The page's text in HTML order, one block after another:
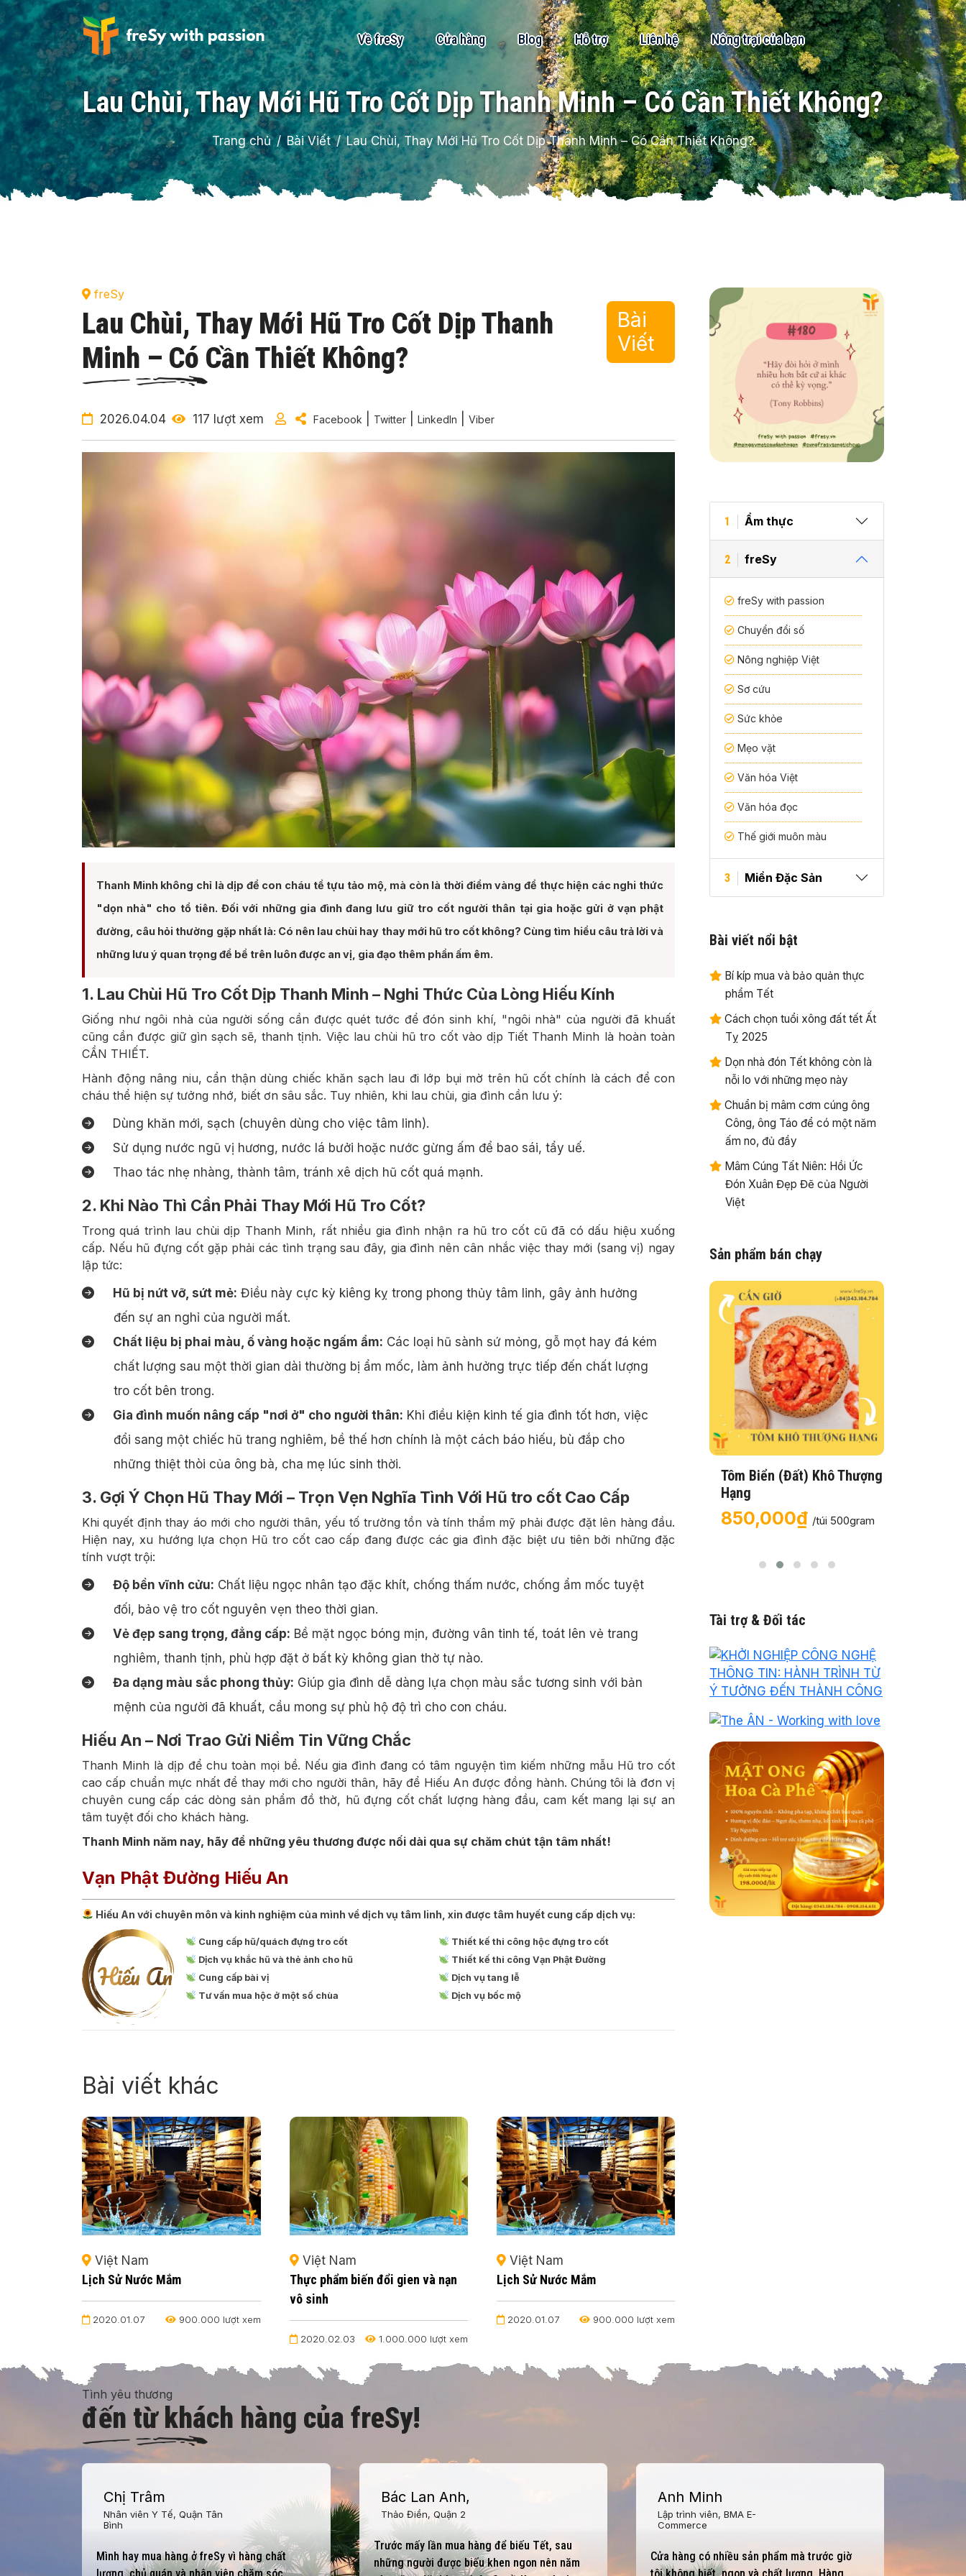
Về freSy Cửa hàng Blog Hỗ trợ Liên hệ Nông trại của bạn
Lau Chùi, Thay Mới Hũ Tro Cốt Dịp Thanh Minh – Có Cần Thiết Không?
Trang chủ Bài Viết Lau Chùi, Thay Mới Hũ Tro Cốt Dịp Thanh Minh – Có Cần Thiết Không?
freSy
Lau Chùi, Thay Mới Hũ Tro Cốt Dịp Thanh
Minh – Có Cần Thiết Không?
Bài
Viết
2026.04.04 117 lượt xem Facebook Twitter LinkedIn Viber
Thanh Minh không chỉ là dịp để con cháu tề tựu tảo mộ, mà còn là thời điểm vàng để thực hiện các nghi thức
"dọn nhà" cho tổ tiên. Đối với những gia đình đang lưu giữ tro cốt người thân tại gia hoặc gửi ở vạn phật
đường, câu hỏi thường gặp nhất là: Có nên lau chùi hay thay mới hũ tro cốt không? Cùng tìm hiểu câu trả lời và
những lưu ý quan trọng để bề trên luôn được an vị, gia đạo thêm phần ấm êm.
1. Lau Chùi Hũ Tro Cốt Dịp Thanh Minh – Nghi Thức Của Lòng Hiếu Kính
Giống như ngôi nhà của người sống cần được quét tước để đón sinh khí, "ngôi nhà" của người đã khuất
cũng cần được giữ gìn sạch sẽ, thanh tịnh. Việc lau chùi hũ tro cốt vào dịp Tiết Thanh Minh là hoàn toàn
CẦN THIẾT.
Hành động nâng niu, cẩn thận dùng chiếc khăn sạch lau đi lớp bụi mờ trên hũ cốt chính là cách để con
cháu thể hiện sự tưởng nhớ, biết ơn sâu sắc. Tuy nhiên, khi lau chùi, gia đình cần lưu ý:
Dùng khăn mới, sạch (chuyên dùng cho việc tâm linh).
Sử dụng nước ngũ vị hương, nước lá bưởi hoặc nước gừng ấm để bao sái, tẩy uế.
Thao tác nhẹ nhàng, thành tâm, tránh xê dịch hũ cốt quá mạnh.
2. Khi Nào Thì Cần Phải Thay Mới Hũ Tro Cốt?
Trong quá trình lau chùi dịp Thanh Minh, rất nhiều gia đình nhận ra hũ tro cốt cũ đã có dấu hiệu xuống
cấp. Nếu hũ đựng cốt gặp phải các tình trạng sau đây, gia đình nên cân nhắc việc thay mới (sang vị) ngay
lập tức:
Hũ bị nứt vỡ, sứt mẻ: Điều này cực kỳ kiêng kỵ trong phong thủy tâm linh, gây ảnh hưởng
đến sự an nghỉ của người mất.
Chất liệu bị phai màu, ố vàng hoặc ngấm ẩm: Các loại hũ sành sứ mỏng, gỗ mọt hay đá kém
chất lượng sau một thời gian dài thường bị ẩm mốc, làm ảnh hưởng trực tiếp đến chất lượng
tro cốt bên trong.
Gia đình muốn nâng cấp "nơi ở" cho người thân: Khi điều kiện kinh tế gia đình tốt hơn, việc
đổi sang một chiếc hũ trang nghiêm, bề thế hơn chính là một cách báo hiếu, bù đắp cho
những thiệt thòi của ông bà, cha mẹ lúc sinh thời.
3. Gợi Ý Chọn Hũ Thay Mới – Trọn Vẹn Nghĩa Tình Với Hũ tro cốt Cao Cấp
Khi quyết định thay áo mới cho người thân, yếu tố trường tồn và tính thẩm mỹ phải được đặt lên hàng đầu.
Hiện nay, xu hướng lựa chọn Hũ tro cốt cao cấp đang được các gia đình đặc biệt ưu tiên bởi những đặc
tính vượt trội:
Độ bền vĩnh cửu: Chất liệu ngọc nhân tạo đặc khít, chống thấm nước, chống ẩm mốc tuyệt
đối, bảo vệ tro cốt nguyên vẹn theo thời gian.
Vẻ đẹp sang trọng, đẳng cấp: Bề mặt ngọc bóng mịn, đường vân tinh tế, toát lên vẻ trang
nghiêm, thanh tịnh, phù hợp đặt ở bất kỳ không gian thờ tự nào.
Đa dạng màu sắc phong thủy: Giúp gia đình dễ dàng lựa chọn màu sắc tương sinh với bản
mệnh của người đã khuất, cầu mong sự phù hộ độ trì cho con cháu.
Hiếu An – Nơi Trao Gửi Niềm Tin Vững Chắc
Thanh Minh là dịp để chu toàn mọi bề. Nếu gia đình đang có tâm nguyện tìm kiếm những mẫu Hũ tro cốt
cao cấp chuẩn mực nhất để thay mới cho người thân, hãy để Hiếu An được đồng hành. Chúng tôi là đơn vị
chuyên cung cấp các dòng sản phẩm đồ thờ, hũ đựng cốt chất lượng hàng đầu, cam kết mang lại sự an
tâm tuyệt đối cho khách hàng.
Thanh Minh năm nay, hãy để những yêu thương được nối dài qua sự chăm chút tận tâm nhất!
Vạn Phật Đường Hiếu An
Hiếu An với chuyên môn và kinh nghiệm của mình về dịch vụ tâm linh, xin được tâm huyết cung cấp dịch vụ:
Cung cấp hũ/quách đựng tro cốt
Dịch vụ khắc hũ và thẻ ảnh cho hũ
Cung cấp bài vị
Tư vấn mua hộc ở một số chùa
Thiết kế thi công hộc đựng tro cốt
Thiết kế thi công Vạn Phật Đường
Dịch vụ tang lễ
Dịch vụ bốc mộ
Bài viết khác
Việt Nam
Lịch Sử Nước Mắm
2020.01.07 900.000 lượt xem
Việt Nam
Thực phẩm biến đổi gien và nạn
vô sinh
2020.02.03 1.000.000 lượt xem
Việt Nam
Lịch Sử Nước Mắm
2020.01.07 900.000 lượt xem
1 Ẩm thực
2 freSy
freSy with passion
Chuyển đổi số
Nông nghiệp Việt
Sơ cứu
Sức khỏe
Mẹo vặt
Văn hóa Việt
Văn hóa đọc
Thế giới muôn màu
3 Miền Đặc Sản
Bài viết nổi bật
Bí kíp mua và bảo quản thực
phẩm Tết
Cách chọn tuổi xông đất tết Ất
Tỵ 2025
Dọn nhà đón Tết không còn là
nỗi lo với những mẹo này
Chuẩn bị mâm cơm cúng ông
Công, ông Táo để có một năm
ấm no, đủ đầy
Mâm Cúng Tất Niên: Hồi Ức
Đón Xuân Đẹp Đẽ của Người
Việt
Sản phẩm bán chạy
Lạp Xưởng Tôm Biển
180,000₫/túi 500gram
Cá Thu Ảo Muối Ớt 1 Nắng
130,000₫/túi 500gram
NHIÊN
1,000,000₫/1kg (Con
(từ 0.8 – 1.1kg))
Tôm Biển (Đất) Khô Thượng
Hạng
850,000₫ /túi 500gram
Tài trợ & Đối tác
Tình yêu thương
đến từ khách hàng của freSy!
Chị Trâm
Nhân viên Y Tế, Quận Tân
Bình
Mình hay mua hàng ở freSy vì hàng chất
Bác Lan Anh,
Thảo Điền, Quận 2
Trước mấy lần mua hàng để biếu Tết, sau
những người được biếu khen ngon nên năm
Anh Minh
Lập trình viên, BMA E-
Commerce
Cửa hàng có nhiều sản phẩm mà trước giờ